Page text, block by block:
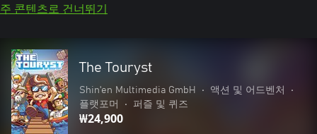
주 콘텐츠로 건너뛰기
The Touryst
Shin'en Multimedia GmbH • 액션 및 어드벤처
•
플랫포머
• 퍼즐 및 퀴즈
₩24,900